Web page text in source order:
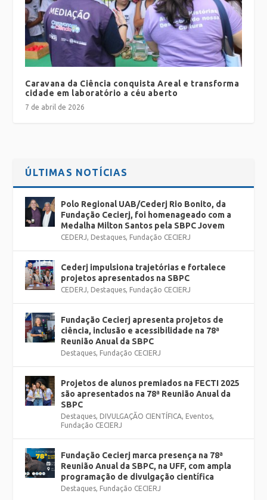
Caravana da Ciência conquista Areal e transforma
cidade em laboratório a céu aberto
7 de abril de 2026
ÚLTIMAS NOTÍCIAS
Polo Regional UAB/Cederj Rio Bonito, da
Fundação Cecierj, foi homenageado com a
Medalha Milton Santos pela SBPC Jovem
CEDERJ, Destaques, Fundação CECIERJ
Cederj impulsiona trajetórias e fortalece
projetos apresentados na SBPC
CEDERJ, Destaques, Fundação CECIERJ
Fundação Cecierj apresenta projetos de
ciência, inclusão e acessibilidade na 78ª
Reunião Anual da SBPC
Destaques, Fundação CECIERJ
Projetos de alunos premiados na FECTI 2025
são apresentados na 78ª Reunião Anual da
SBPC
Destaques, DIVULGAÇÃO CIENTÍFICA, Eventos,
Fundação CECIERJ
Fundação Cecierj marca presença na 78ª
Reunião Anual da SBPC, na UFF, com ampla
programação de divulgação científica
Destaques, Fundação CECIERJ